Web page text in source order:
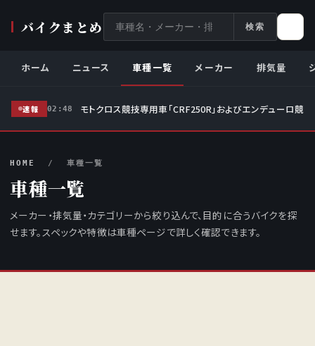
バイクまとめ
イ
内
索
検索
ホーム ニュース 車種一覧 メーカー 排気量
速報 02:48 モトクロス競技専用車「CRF250R」およびエンデューロ競
HOME / 車種一覧
車種一覧
メーカー・排気量・カテゴリーから絞り込んで、目的に合うバイクを探
せます。スペックや特徴は車種ページで詳しく確認できます。